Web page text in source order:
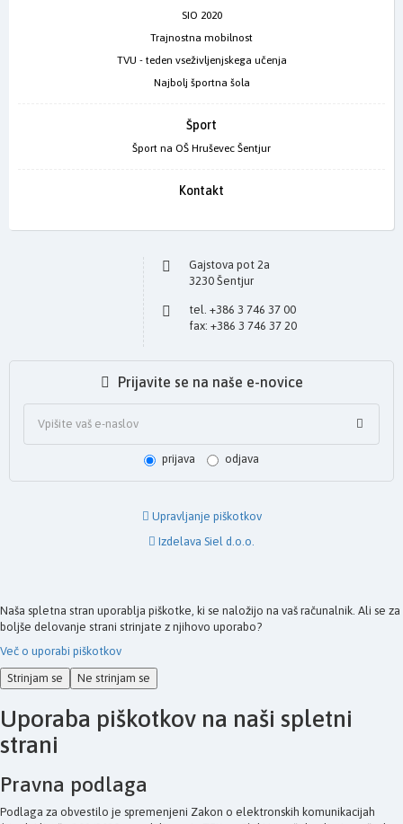
SIO 2020
Trajnostna mobilnost
TVU - teden vseživljenjskega učenja
Najbolj športna šola
Šport
Šport na OŠ Hruševec Šentjur
Kontakt
Gajstova pot 2a
3230 Šentjur
tel. +386 3 746 37 00
fax: +386 3 746 37 20
Prijavite se na naše e-novice
prijava odjava
Upravljanje piškotkov
Izdelava Siel d.o.o.
Naša spletna stran uporablja piškotke, ki se naložijo na vaš računalnik. Ali se za
boljše delovanje strani strinjate z njihovo uporabo?
Več o uporabi piškotkov
Strinjam se
Ne strinjam se
Uporaba piškotkov na naši spletni
strani
Pravna podlaga
Podlaga za obvestilo je spremenjeni Zakon o elektronskih komunikacijah